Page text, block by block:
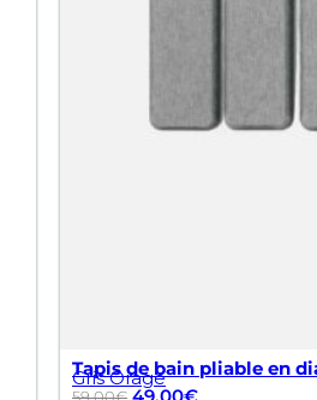
Tapis de bain pliable en
Gris Orage